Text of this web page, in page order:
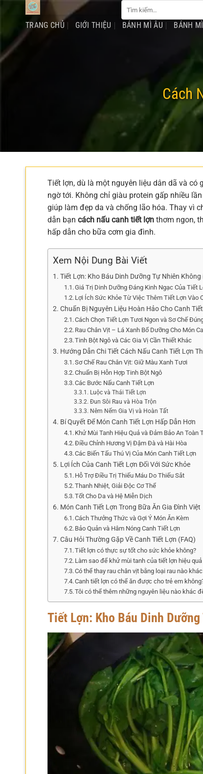
dung
kiếm:
TRANG CHỦ GIỚI THIỆU BÁNH MÌ ÂU BÁNH
Cách
Tiết lợn, dù là một nguyên liệu dân dã và
ngờ tới. Không chỉ giàu protein gấp nhiều
giúp làm đẹp da và chống lão hóa. Thay vì
dẫn bạn cách nấu canh tiết lợn thơm ngon,
hấp dẫn cho bữa cơm gia đình.
Xem Nội Dung Bài Viết
Tiết Lợn: Kho Báu Dinh Dưỡng Tự Nhiên Không
Giá Trị Dinh Dưỡng Đáng Kinh Ngạc Của Tiết
Lợi Ích Sức Khỏe Từ Việc Thêm Tiết Lợn Vào
Chuẩn Bị Nguyên Liệu Hoàn Hảo Cho Canh
Cách Chọn Tiết Lợn Tươi Ngon và Sơ Chế
Rau Chân Vịt – Lá Xanh Bổ Dưỡng Cho Món
Tinh Bột Ngô và Các Gia Vị Cần Thiết Khác
Hướng Dẫn Chi Tiết Cách Nấu Canh Tiết Lợn
Sơ Chế Rau Chân Vịt: Giữ Màu Xanh Tươi
Chuẩn Bị Hỗn Hợp Tinh Bột Ngô
Các Bước Nấu Canh Tiết Lợn
Luộc và Thái Tiết Lợn
Đun Sôi Rau và Hòa Trộn
Nêm Nếm Gia Vị và Hoàn Tất
Bí Quyết Để Món Canh Tiết Lợn Hấp Dẫn Hơn
Khử Mùi Tanh Hiệu Quả và Đảm Bảo An Toàn
Điều Chỉnh Hương Vị Đậm Đà và Hài Hòa
Các Biến Tấu Thú Vị Của Món Canh Tiết Lợn
Lợi Ích Của Canh Tiết Lợn Đối Với Sức Khỏe
Hỗ Trợ Điều Trị Thiếu Máu Do Thiếu Sắt
Thanh Nhiệt, Giải Độc Cơ Thể
Tốt Cho Da và Hệ Miễn Dịch
Món Canh Tiết Lợn Trong Bữa Ăn Gia Đình Việt
Cách Thưởng Thức và Gợi Ý Món Ăn Kèm
Bảo Quản và Hâm Nóng Canh Tiết Lợn
Câu Hỏi Thường Gặp Về Canh Tiết Lợn (FAQ)
Tiết lợn có thực sự tốt cho sức khỏe không?
Làm sao để khử mùi tanh của tiết lợn hiệu quả
Có thể thay rau chân vịt bằng loại rau nào
Canh tiết lợn có thể ăn được cho trẻ em
Tôi có thể thêm những nguyên liệu nào khác
Tiết Lợn: Kho Báu Dinh